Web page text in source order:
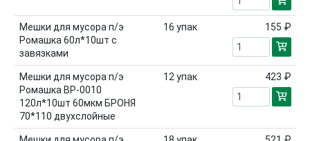
Мешки для мусора п/э
Ромашка 60л*10шт с
завязками
16 упак 155 ₽
Мешки для мусора п/э
Ромашка ВР-0010
120л*10шт 60мкм БРОНЯ
70*110 двухслойные
12 упак 423 ₽